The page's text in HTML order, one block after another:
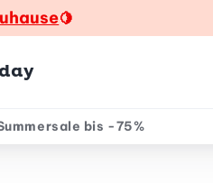
🍋
bis -75%